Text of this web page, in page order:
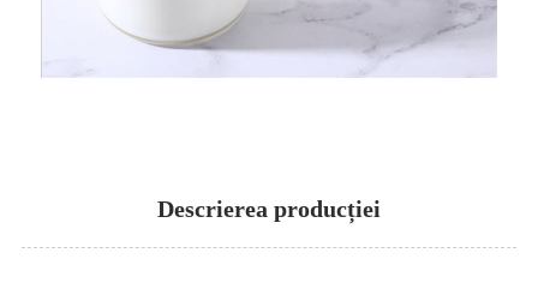
Descrierea producției